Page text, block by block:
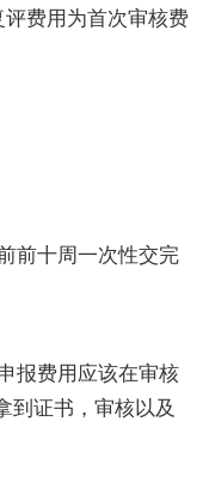
费用为首次审核费
前十周一次性交完
报费用应该在审核
到证书，审核以及